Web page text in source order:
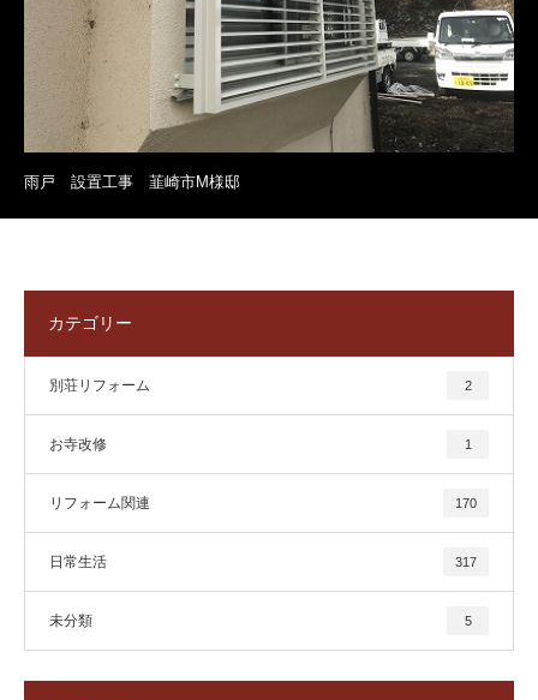
雨戸 設置工事 韮崎市M様邸
カテゴリー
別荘リフォーム 2
お寺改修 1
リフォーム関連 170
日常生活 317
未分類 5